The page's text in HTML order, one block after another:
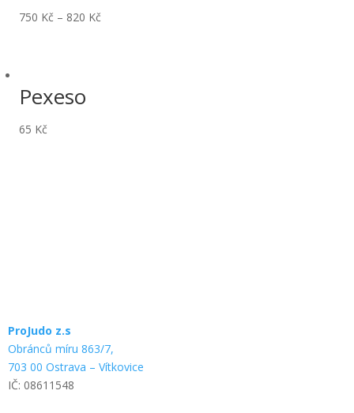
750 Kč – 820 Kč
Pexeso
65 Kč
ProJudo z.s
Obránců míru 863/7,
703 00 Ostrava – Vítkovice
IČ: 08611548